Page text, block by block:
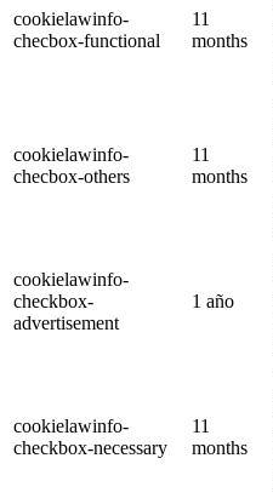
cookielawinfo-
checbox-functional
11
months
cookielawinfo-
checbox-others
11
months
cookielawinfo-
checkbox-
advertisement
1 año
cookielawinfo-
checkbox-necessary
11
months